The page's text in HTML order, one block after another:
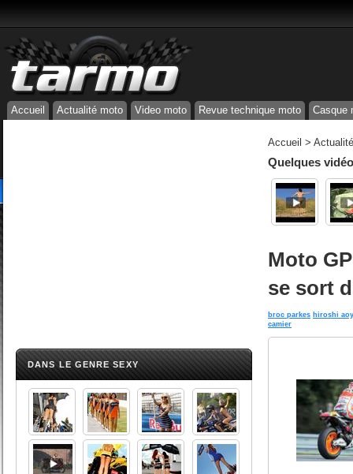
Accueil Actualité moto Video moto Revue technique moto Casque
DANS LE GENRE SEXY
Accueil >
Quelques
Moto
se sort
broc parkes hiroshi
camier